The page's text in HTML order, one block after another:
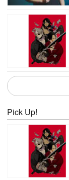
Pick Up!